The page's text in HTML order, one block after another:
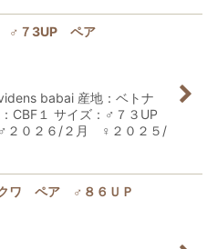
♂７3UP ペア
babai 産地：ベトナ
CBF１ サイズ：♂７３UP
２０２６/２月 ♀２０２５/
クワ ペア ♂８６ＵＰ